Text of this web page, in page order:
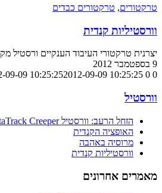
טרקטורים, טרקטורים כבדים
וורסטיליות קנדית
יצרנית טרקטורי העיבוד הענקיים ורסטיל
9 בספטמבר 2012
0
0
09-09 10:25:252012-09-09 10:25:25
וורסטיל
הזחל הרעב: וורסטיל DeltaTrack Creeper
האופציה הקנדית
מרוסיה באהבה
וורסטיליות קנדית
מאמרים אחרונים